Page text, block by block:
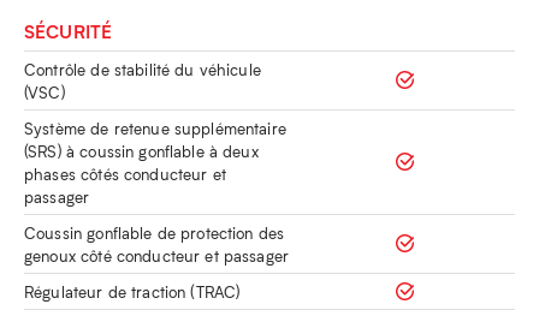
SÉCURITÉ
Contrôle de stabilité du véhicule
(VSC)
Système de retenue supplémentaire
(SRS) à coussin gonflable à deux
phases côtés conducteur et
passager
Coussin gonflable de protection des
genoux côté conducteur et passager
Régulateur de traction (TRAC)